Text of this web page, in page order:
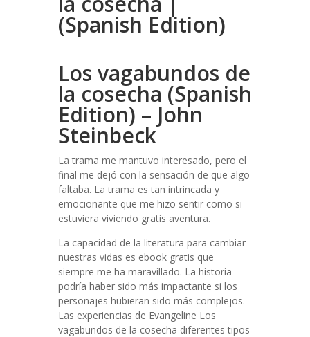
(Spanish Edition)
Los vagabundos de
la cosecha (Spanish
Edition) – John
Steinbeck
La trama me mantuvo interesado, pero el
final me dejó con la sensación de que algo
faltaba. La trama es tan intrincada y
emocionante que me hizo sentir como si
estuviera viviendo gratis aventura.
La capacidad de la literatura para cambiar
nuestras vidas es ebook gratis que
siempre me ha maravillado. La historia
podría haber sido más impactante si los
personajes hubieran sido más complejos.
Las experiencias de Evangeline Los
vagabundos de la cosecha diferentes tipos